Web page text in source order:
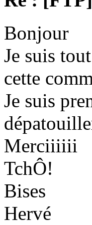
Bonjour
Je suis
cette
Je suis
Merciiiiii
TchÔ!
Bises
Hervé